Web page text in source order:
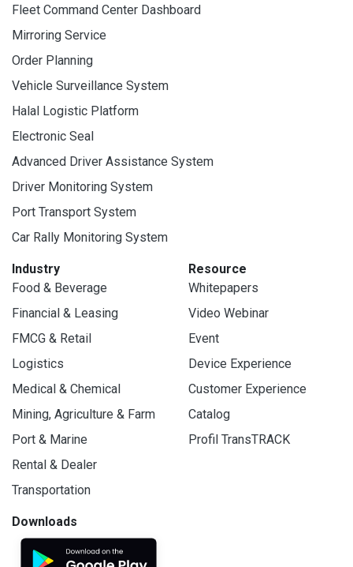
Fleet Command Center Dashboard
Mirroring Service
Order Planning
Vehicle Surveillance System
Halal Logistic Platform
Electronic Seal
Advanced Driver Assistance System
Driver Monitoring System
Port Transport System
Car Rally Monitoring System
Industry
Food & Beverage
Financial & Leasing
FMCG & Retail
Logistics
Medical & Chemical
Mining, Agriculture & Farm
Port & Marine
Rental & Dealer
Transportation
Resource
Whitepapers
Video Webinar
Event
Device Experience
Customer Experience
Catalog
Profil TransTRACK
Downloads